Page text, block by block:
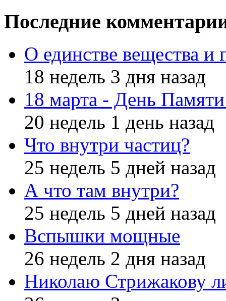
Последние
О единстве вещества и
18 недель 3 дня назад
18 марта - День
20 недель 1 день назад
Что внутри частиц?
25 недель 5 дней назад
А что там внутри?
25 недель 5 дней назад
Вспышки мощные
26 недель 2 дня назад
Николаю Стрижакову